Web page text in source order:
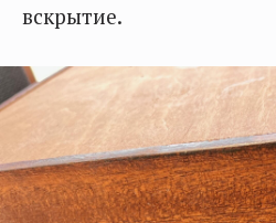
вскрытие.